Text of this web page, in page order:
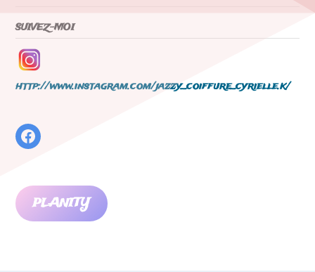
SUIVEZ-MOI
http://www.instagram.com/jazzy_coiffure_cyrielle.k/
PLANITY